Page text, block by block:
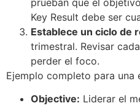
Key Result debe ser
Establece un ciclo de
trimestral. Revisar
perder el foco.
Ejemplo completo para una
Objective: Liderar el